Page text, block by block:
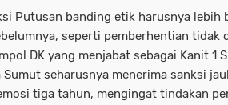
Putusan banding etik harusnya lebih
seperti pemberhentian tidak
DK yang menjabat sebagai Kanit 1
seharusnya menerima sanksi
tiga tahun, mengingat tindakan